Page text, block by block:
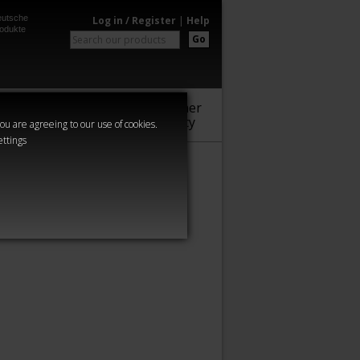
are agreeing to our use of cookies.
Log in / Register | Help
Go
Warhammer
Community